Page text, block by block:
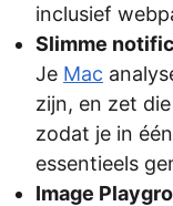
inclusief
Slimme
Je Mac
zijn, en zet
zodat je in
essentieels
Image